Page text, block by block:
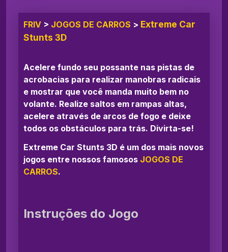
FRIV > JOGOS DE CARROS > Extreme Car
Stunts 3D
Acelere fundo seu possante nas pistas de
acrobacias para realizar manobras radicais
e mostrar que você manda muito bem no
volante. Realize saltos em rampas altas,
acelere através de arcos de fogo e deixe
todos os obstáculos para trás. Divirta-se!
Extreme Car Stunts 3D é um dos mais novos
jogos entre nossos famosos JOGOS DE
CARROS.
Instruções do Jogo